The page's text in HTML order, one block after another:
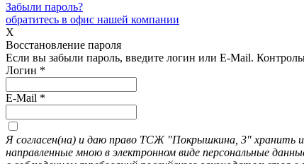
Забыли пароль?
обратитесь в офис нашей компании
X
Восстановление пароля
Если вы забыли пароль, введите логин или E-Mail.
Логин *
E-Mail *
Я согласен(на) и даю право ТСЖ "Покрышкина, 3" хранить
направленные мною в электронном виде персональные